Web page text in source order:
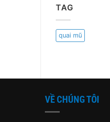
TAG
quai mũ
VỀ CHÚNG TÔI